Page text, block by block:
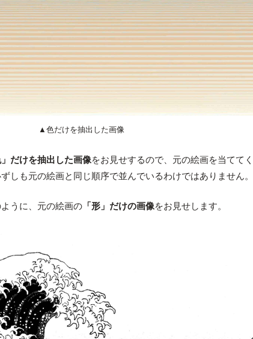
▲色だけを抽出した画像
」だけを抽出した画像をお見せするので、元の絵画を当ててく
しも元の絵画と同じ順序で並んでいるわけではありません。
うに、元の絵画の 「形」だけの画像をお見せします。